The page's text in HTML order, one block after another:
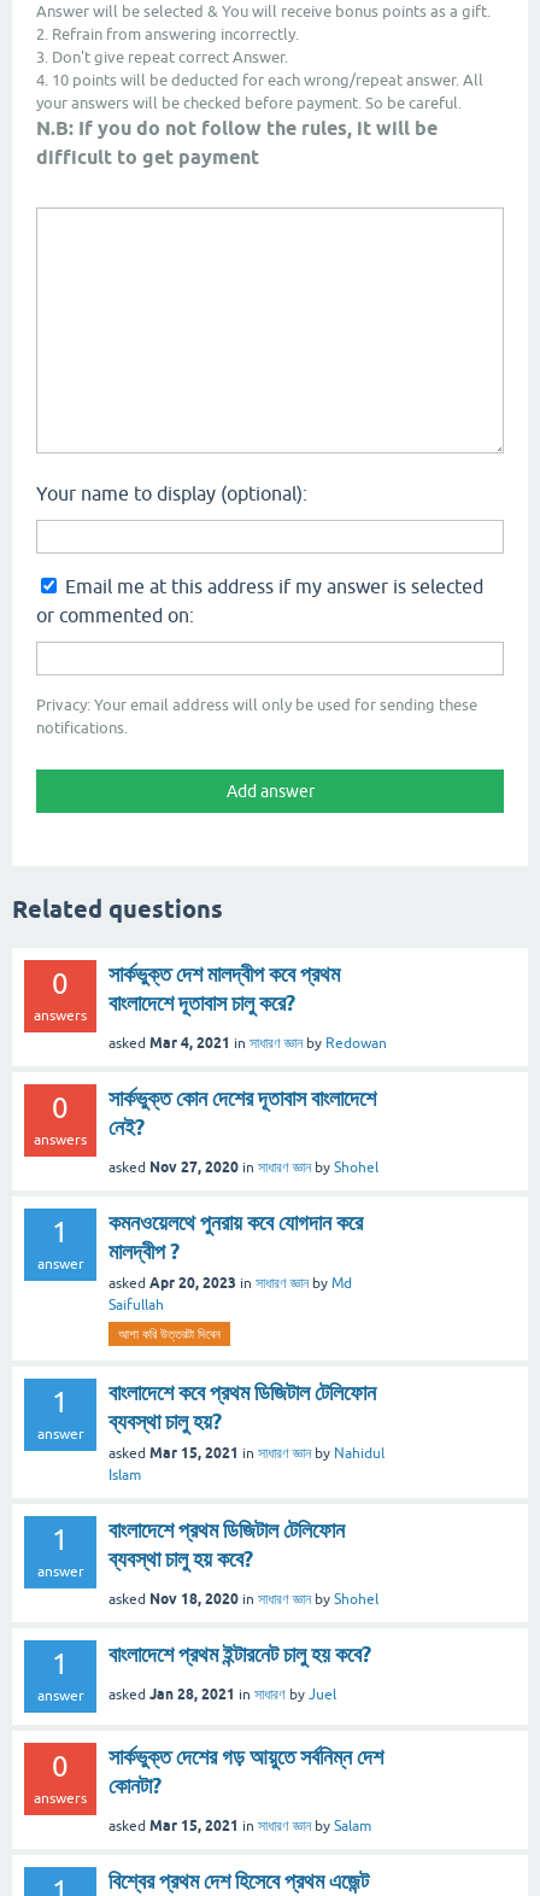
Answer will be selected & You will receive bonus points as a gift.
2. Refrain from answering incorrectly.
3. Don't give repeat correct Answer.
4. 10 points will be deducted for each wrong/repeat answer. All
your answers will be checked before payment. So be careful.
N.B: If you do not follow the rules, it will be
difficult to get payment
Your name to display (optional):
Email me at this address if my answer is selected
or commented on:
Privacy: Your email address will only be used for sending these
notifications.
Related questions
0
answers
সার্কভুক্ত দেশ মালদ্বীপ কবে প্রথম
বাংলাদেশে দূতাবাস চালু করে?
asked Mar 4, 2021 in সাধারণ জ্ঞান by Redowan
0
answers
সার্কভুক্ত কোন দেশের দূতাবাস বাংলাদেশে
নেই?
asked Nov 27, 2020 in সাধারণ জ্ঞান by Shohel
1
answer
কমনওয়েলথে পুনরায় কবে যােগদান করে
মালদ্বীপ ?
asked Apr 20, 2023 in সাধারণ জ্ঞান by Md
Saifullah
আশা করি উত্তরটা দিবেন
1
answer
বাংলাদেশে কবে প্রথম ডিজিটাল টেলিফোন
ব্যবস্থা চালু হয়?
asked Mar 15, 2021 in সাধারণ জ্ঞান by Nahidul
Islam
1
answer
বাংলাদেশে প্রথম ডিজিটাল টেলিফোন
ব্যবস্থা চালু হয় কবে?
asked Nov 18, 2020 in সাধারণ জ্ঞান by Shohel
1
answer
বাংলাদেশে প্রথম ইন্টারনেট চালু হয় কবে?
asked Jan 28, 2021 in সাধারণ by Juel
0
answers
সার্কভুক্ত দেশের গড় আয়ুতে সর্বনিম্ন দেশ
কোনটা?
asked Mar 15, 2021 in সাধারণ জ্ঞান by Salam
বিশ্বের প্রথম দেশ হিসেবে প্রথম এজেন্ট